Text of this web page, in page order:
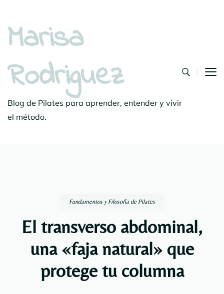
Marisa
Rodriguez
Blog de Pilates para aprender, entender y vivir
el método.
Fundamentos y Filosofía de Pilates
El transverso abdominal,
una «faja natural» que
protege tu columna